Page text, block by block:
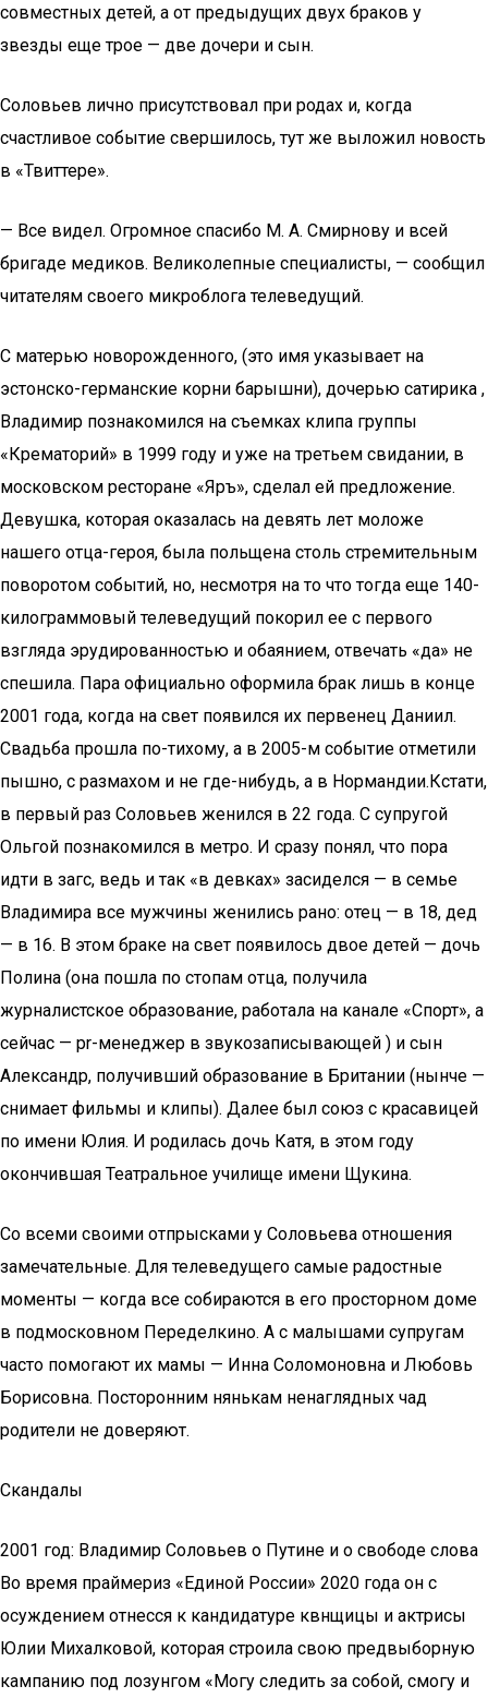
совместных детей, а от предыдущих двух браков у
звезды еще трое — две дочери и сын.
Соловьев лично присутствовал при родах и, когда
счастливое событие свершилось, тут же выложил новость
в «Твиттере».
— Все видел. Огромное спасибо М. А. Смирнову и всей
бригаде медиков. Великолепные специалисты, — сообщил
читателям своего микроблога телеведущий.
С матерью новорожденного, (это имя указывает на
эстонско-германские корни барышни), дочерью сатирика ,
Владимир познакомился на съемках клипа группы
«Крематорий» в 1999 году и уже на третьем свидании, в
московском ресторане «Яръ», сделал ей предложение.
Девушка, которая оказалась на девять лет моложе
нашего отца-героя, была польщена столь стремительным
поворотом событий, но, несмотря на то что тогда еще 140-
килограммовый телеведущий покорил ее с первого
взгляда эрудированностью и обаянием, отвечать «да» не
спешила. Пара официально оформила брак лишь в конце
2001 года, когда на свет появился их первенец Даниил.
Свадьба прошла по-тихому, а в 2005-м событие отметили
пышно, с размахом и не где-нибудь, а в Нормандии.Кстати,
в первый раз Соловьев женился в 22 года. С супругой
Ольгой познакомился в метро. И сразу понял, что пора
идти в загс, ведь и так «в девках» засиделся — в семье
Владимира все мужчины женились рано: отец — в 18, дед
— в 16. В этом браке на свет появилось двое детей — дочь
Полина (она пошла по стопам отца, получила
журналистское образование, работала на канале «Спорт», а
сейчас — pr-менеджер в звукозаписывающей ) и сын
Александр, получивший образование в Британии (нынче —
снимает фильмы и клипы). Далее был союз с красавицей
по имени Юлия. И родилась дочь Катя, в этом году
окончившая Театральное училище имени Щукина.
Со всеми своими отпрысками у Соловьева отношения
замечательные. Для телеведущего самые радостные
моменты — когда все собираются в его просторном доме
в подмосковном Переделкино. А с малышами супругам
часто помогают их мамы — Инна Соломоновна и Любовь
Борисовна. Посторонним нянькам ненаглядных чад
родители не доверяют.
Скандалы
2001 год: Владимир Соловьев о Путине и о свободе слова
Во время праймериз «Единой России» 2020 года он с
осуждением отнесся к кандидатуре квнщицы и актрисы
Юлии Михалковой, которая строила свою предвыборную
кампанию под лозунгом «Могу следить за собой, смогу и